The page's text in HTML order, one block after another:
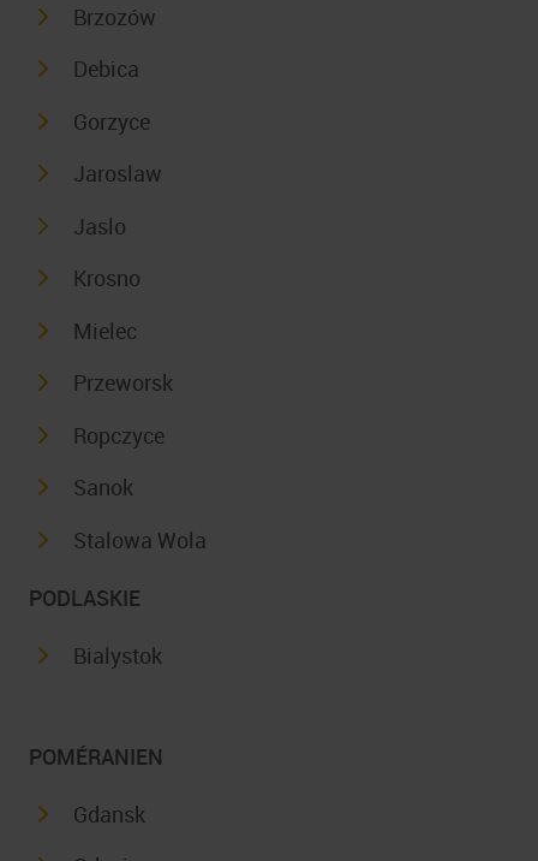
Brzozów
Debica
Gorzyce
Jaroslaw
Jaslo
Krosno
Mielec
Przeworsk
Ropczyce
Sanok
Stalowa Wola
PODLASKIE
Bialystok
POMÉRANIEN
Gdansk